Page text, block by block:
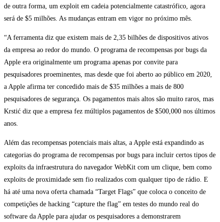
de outra forma, um exploit em cadeia potencialmente catastrófico, agora
será de $5 milhões. As mudanças entram em vigor no próximo mês.
“A ferramenta diz que existem mais de 2,35 bilhões de dispositivos ativos
da empresa ao redor do mundo. O programa de recompensas por bugs da
Apple era originalmente um programa apenas por convite para
pesquisadores proeminentes, mas desde que foi aberto ao público em 2020,
a Apple afirma ter concedido mais de $35 milhões a mais de 800
pesquisadores de segurança. Os pagamentos mais altos são muito raros, mas
Krstić diz que a empresa fez múltiplos pagamentos de $500,000 nos últimos
anos.
Além das recompensas potenciais mais altas, a Apple está expandindo as
categorias do programa de recompensas por bugs para incluir certos tipos de
exploits da infraestrutura do navegador WebKit com um clique, bem como
exploits de proximidade sem fio realizados com qualquer tipo de rádio. E
há até uma nova oferta chamada “Target Flags” que coloca o conceito de
competições de hacking “capture the flag” em testes do mundo real do
software da Apple para ajudar os pesquisadores a demonstrarem